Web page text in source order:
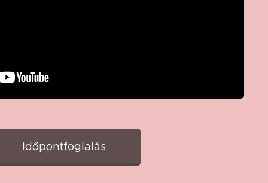
Időpontfoglalás